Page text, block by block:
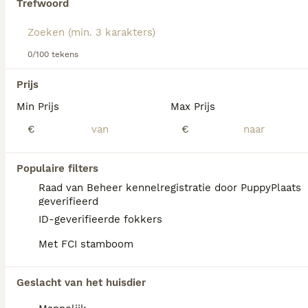
Trefwoord
0/100 tekens
Prijs
Min Prijs
€
Max Prijs
€
Populaire filters
Raad van Beheer kennelregistratie door PuppyPlaats
geverifieerd
ID-geverifieerde fokkers
Met FCI stamboom
Geslacht van het huisdier
Lees onzeJack Russell adviespagina
We hebben 0 Jack Russel Terriër Pups te
Als je toekomstige resultaten wil zien voor deze
exacte zoekopdracht, sla dan je zoekopdracht op en
vind jouw perfecte hond:
Zoekopdracht bewaren